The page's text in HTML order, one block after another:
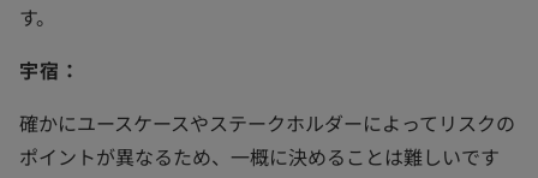
す。
宇宿：
確かにユースケースやステークホルダーによってリスクの
ポイントが異なるため、一概に決めることは難しいです